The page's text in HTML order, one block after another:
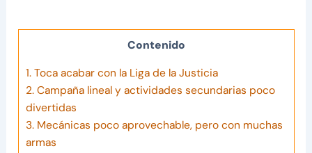
Contenido
1.Toca acabar con la Liga de la Justicia
2.Campaña lineal y actividades secundarias poco
divertidas
3.Mecánicas poco aprovechable, pero con muchas
armas